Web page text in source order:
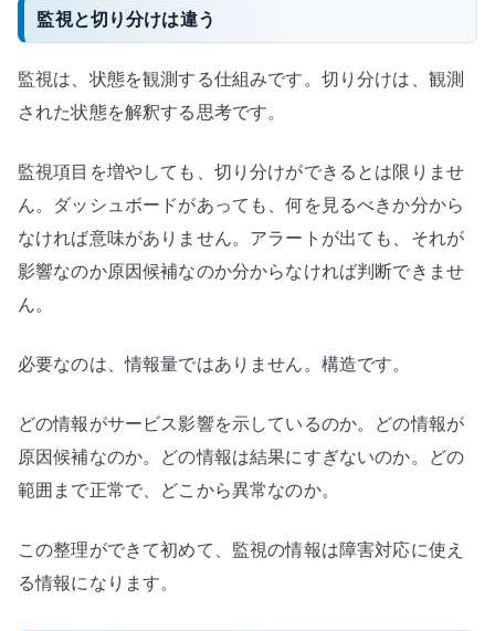
監視と切り分けは違う
監視は、状態を観測する仕組みです。切り分けは、観測
された状態を解釈する思考です。
監視項目を増やしても、切り分けができるとは限りませ
ん。ダッシュボードがあっても、何を見るべきか分から
なければ意味がありません。アラートが出ても、それが
影響なのか原因候補なのか分からなければ判断できませ
ん。
必要なのは、情報量ではありません。構造です。
どの情報がサービス影響を示しているのか。どの情報が
原因候補なのか。どの情報は結果にすぎないのか。どの
範囲まで正常で、どこから異常なのか。
この整理ができて初めて、監視の情報は障害対応に使え
る情報になります。